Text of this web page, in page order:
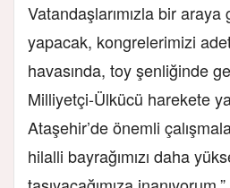
Vatandaşlarımızla bir
yapacak, kongrelerimizi
havasında, toy şenliğinde
Milliyetçi-Ülkücü harekete
Ataşehir’de önemli
hilalli bayrağımızı daha